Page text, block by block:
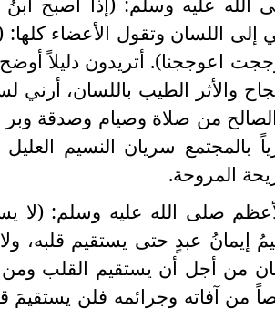
اللسان وتقول الأعضاء كلها:
اعوججنا). أتريدون دليلاً
والأثر الطيب باللسان، أرني
من صلاة وصيام وصدقة
بالمجتمع سريان النسيم
المروحة.
صلى الله عليه وسلم: (لا
إيمانُ عبدٍ حتى يستقيم قلبه،
من أجل أن يستقيم القلب
من آفاته وجرائمه فلن يستقيمَ